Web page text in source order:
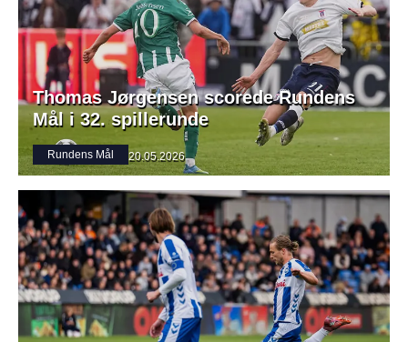
Thomas Jørgensen scorede Rundens
Mål i 32. spillerunde
Rundens Mål 20.05.2026